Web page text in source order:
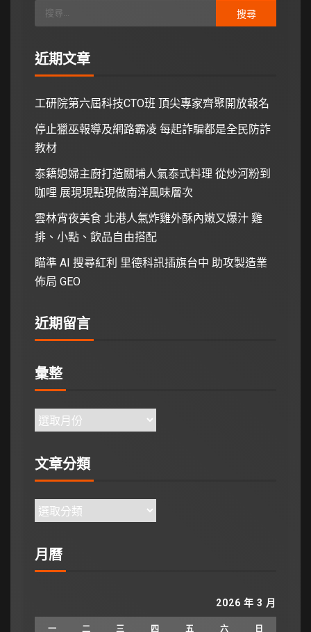
近期文章
工研院第六屆科技CTO班 頂尖專家齊聚開放報名
停止獵巫報導及網路霸凌 每起詐騙都是全民防詐
教材
泰籍媳婦主廚打造關埔人氣泰式料理 從炒河粉到
咖哩 展現現點現做南洋風味層次
雲林宵夜美食 北港人氣炸雞外酥內嫩又爆汁 雞
排、小點、飲品自由搭配
瞄準 AI 搜尋紅利 里德科訊插旗台中 助攻製造業
佈局 GEO
近期留言
彙整
文章分類
月曆
2026 年 3 月
一 二 三 四 五 六 日